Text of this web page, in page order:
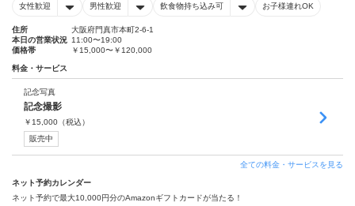
女性歓迎 男性歓迎 飲食物持ち込み可 お子様連れOK
住所
大阪府門真市本町2-6-1
本日の営業状況 11:00〜19:00
価格帯
￥15,000〜￥120,000
料金・サービス
記念写真
記念撮影
￥ 15,000 （税込）
販売中
全ての料金・サービスを見る
ネット予約カレンダー
ネット予約で最大10,000円分のAmazonギフトカードが当たる！